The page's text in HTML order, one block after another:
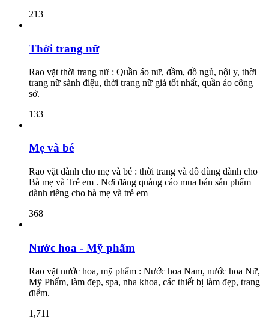
213
Thời trang nữ
Rao vặt thời trang nữ : Quần áo nữ, đầm, đồ ngủ, nội y, thời
trang nữ sành điệu, thời trang nữ giá tốt nhất, quần áo công
sở.
133
Mẹ và bé
Rao vặt dành cho mẹ và bé : thời trang và đồ dùng dành cho
Bà mẹ và Trẻ em . Nơi đăng quảng cáo mua bán sản phẩm
dành riêng cho bà mẹ và trẻ em
368
Nước hoa - Mỹ phẩm
Rao vặt nước hoa, mỹ phẩm : Nước hoa Nam, nước hoa Nữ,
Mỹ Phẩm, làm đẹp, spa, nha khoa, các thiết bị làm đẹp, trang
điểm.
1,711